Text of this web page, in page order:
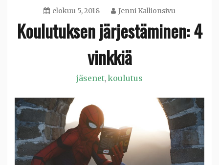
elokuu 5, 2018 Jenni Kallionsivu
Koulutuksen järjestäminen: 4
vinkkiä
jäsenet,koulutus